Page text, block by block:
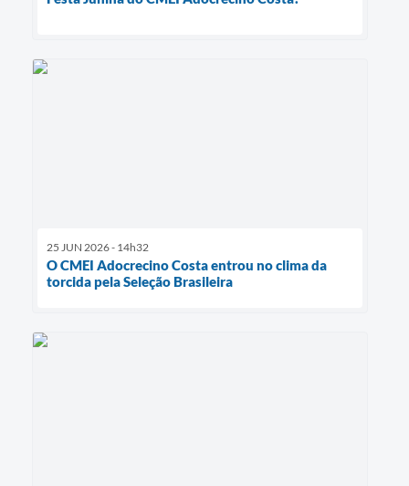
25 JUN 2026 - 14h32
O CMEI Adocrecino Costa entrou no clima da
torcida pela Seleção Brasileira